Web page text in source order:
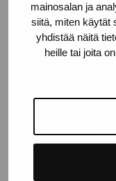
mainosalan ja
siitä, miten käytät
yhdistää näitä
heille tai joita
10600 Ekenäs
+358 (0)50 371
Contact us